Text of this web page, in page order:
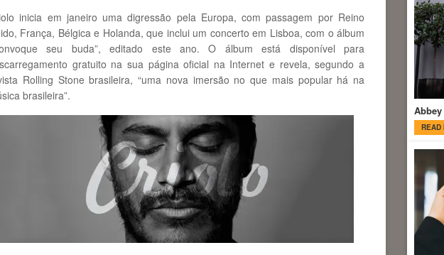
inicia em janeiro uma digressão pela Europa, com passagem por Reino
França, Bélgica e Holanda, que inclui um concerto em Lisboa, com o álbum
seu buda”, editado este ano. O álbum está disponível para
gratuito na sua página oficial na Internet e revela, segundo a
Rolling Stone brasileira, “uma nova imersão no que mais popular há na
brasileira”.
READ